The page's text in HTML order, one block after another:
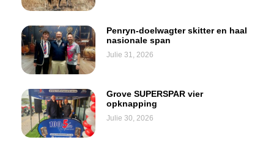
Penryn-doelwagter skitter en haal
nasionale span
Julie 31, 2026
Grove SUPERSPAR vier
opknapping
Julie 30, 2026